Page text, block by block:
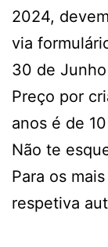
2024,
via
30 de
Preço por
anos é de
Não te
Para os
respetiva